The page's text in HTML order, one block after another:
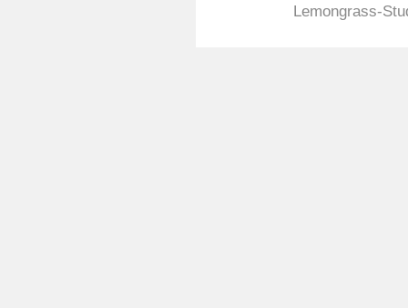
Lemongrass-